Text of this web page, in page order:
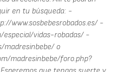
en tu búsqueda: -
www.sosbebesrobados.es/ -
especial/vidas-robadas/ -
madresinbebe/ o
madresinbebe/foro.php?